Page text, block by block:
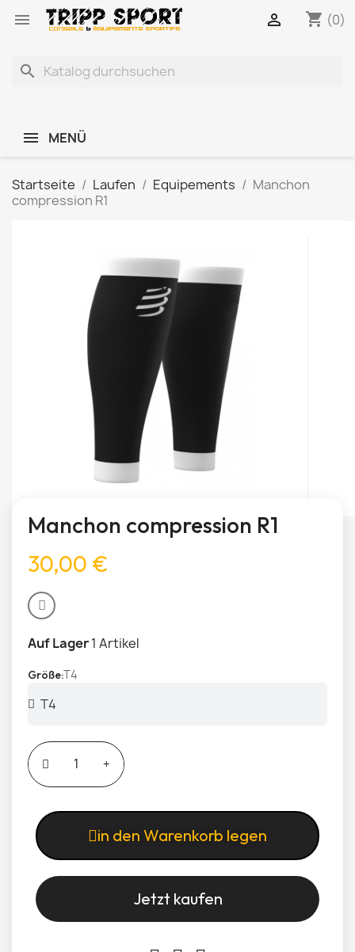
 shopping_cart (0)

search
MENÜ
Startseite Laufen Equipements
Manchon
compression R1
Manchon compression R1
30,00 €
Auf Lager1 Artikel
GrößeT4
in den Warenkorb legen
Jetzt kaufen